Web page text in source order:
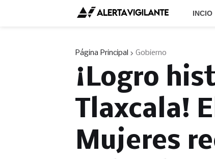
INCIO
Página Principal Gobierno
¡Logro
Tlaxcala!
Mujeres